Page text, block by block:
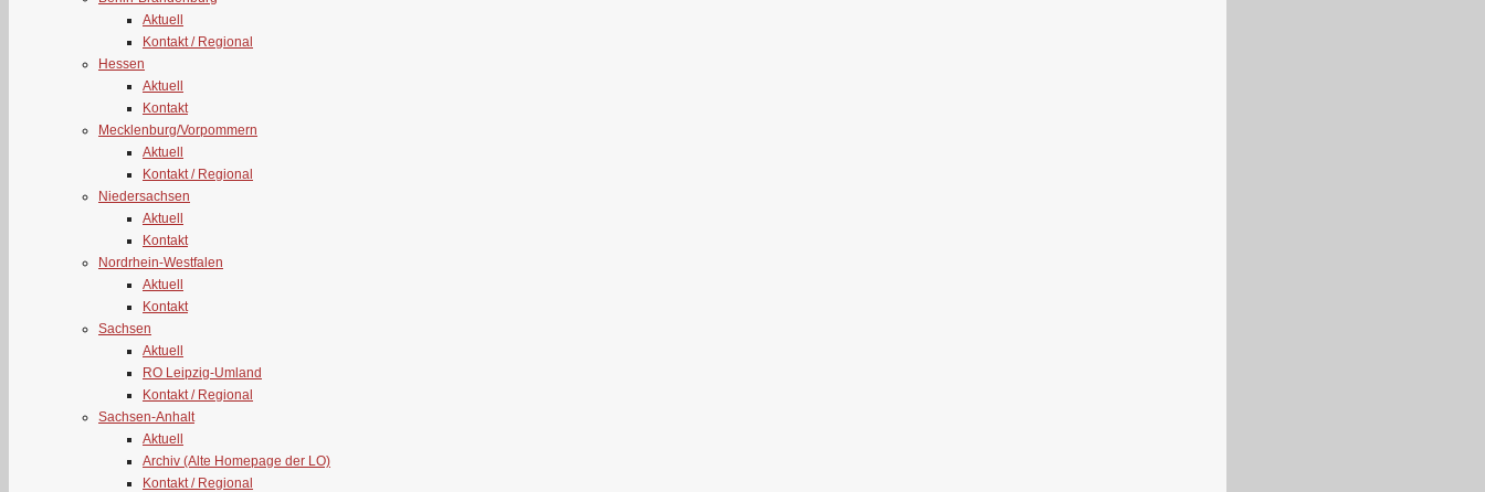
Aktuell
Kontakt / Regional
Hessen
Aktuell
Kontakt
Mecklenburg/Vorpommern
Aktuell
Kontakt / Regional
Niedersachsen
Aktuell
Kontakt
Nordrhein-Westfalen
Aktuell
Kontakt
Sachsen
Aktuell
RO Leipzig-Umland
Kontakt / Regional
Sachsen-Anhalt
Aktuell
Archiv (Alte Homepage der LO)
Kontakt / Regional